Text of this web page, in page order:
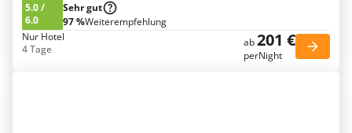
5.0/
6.0
Sehr gut
97 %Weiterempfehlung
Nur Hotel
4 Tage
ab201 €
perNight